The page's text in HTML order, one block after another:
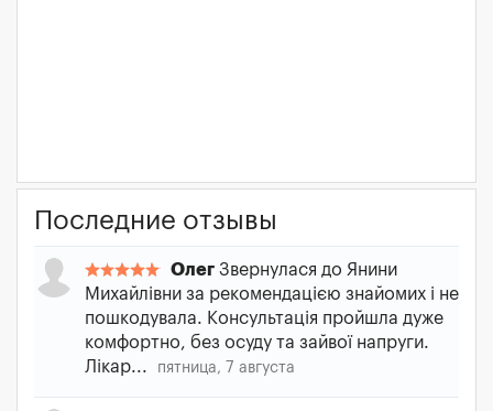
Последние отзывы
Олег Звернулася до Янини
Михайлівни за рекомендацією знайомих і не
пошкодувала. Консультація пройшла дуже
комфортно, без осуду та зайвої напруги.
Лікар...
пятница, 7 августа